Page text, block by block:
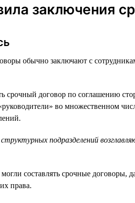
заключения
обычно заключают с
срочный договор по соглашению
во множественном
структурных подразделений
составлять срочные договоры,
права.